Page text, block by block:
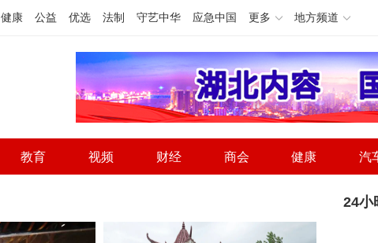
健康 公益 优选 法制 守艺中华 应急中国 更多 地方频道
教育 视频 财经 商会 健康 汽
24小